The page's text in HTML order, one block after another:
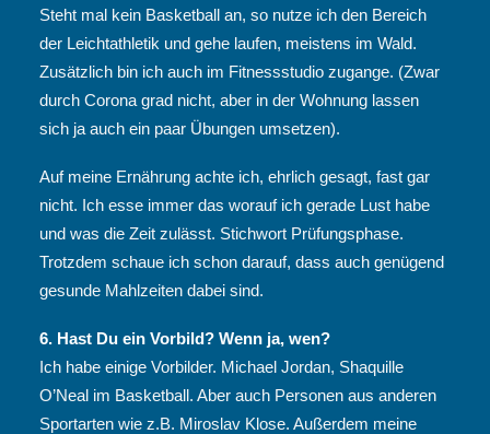
Steht mal kein Basketball an, so nutze ich den Bereich
der Leichtathletik und gehe laufen, meistens im Wald.
Zusätzlich bin ich auch im Fitnessstudio zugange. (Zwar
durch Corona grad nicht, aber in der Wohnung lassen
sich ja auch ein paar Übungen umsetzen).
Auf meine Ernährung achte ich, ehrlich gesagt, fast gar
nicht. Ich esse immer das worauf ich gerade Lust habe
und was die Zeit zulässt. Stichwort Prüfungsphase.
Trotzdem schaue ich schon darauf, dass auch genügend
gesunde Mahlzeiten dabei sind.
6. Hast Du ein Vorbild? Wenn ja, wen?
Ich habe einige Vorbilder. Michael Jordan, Shaquille
O’Neal im Basketball. Aber auch Personen aus anderen
Sportarten wie z.B. Miroslav Klose. Außerdem meine